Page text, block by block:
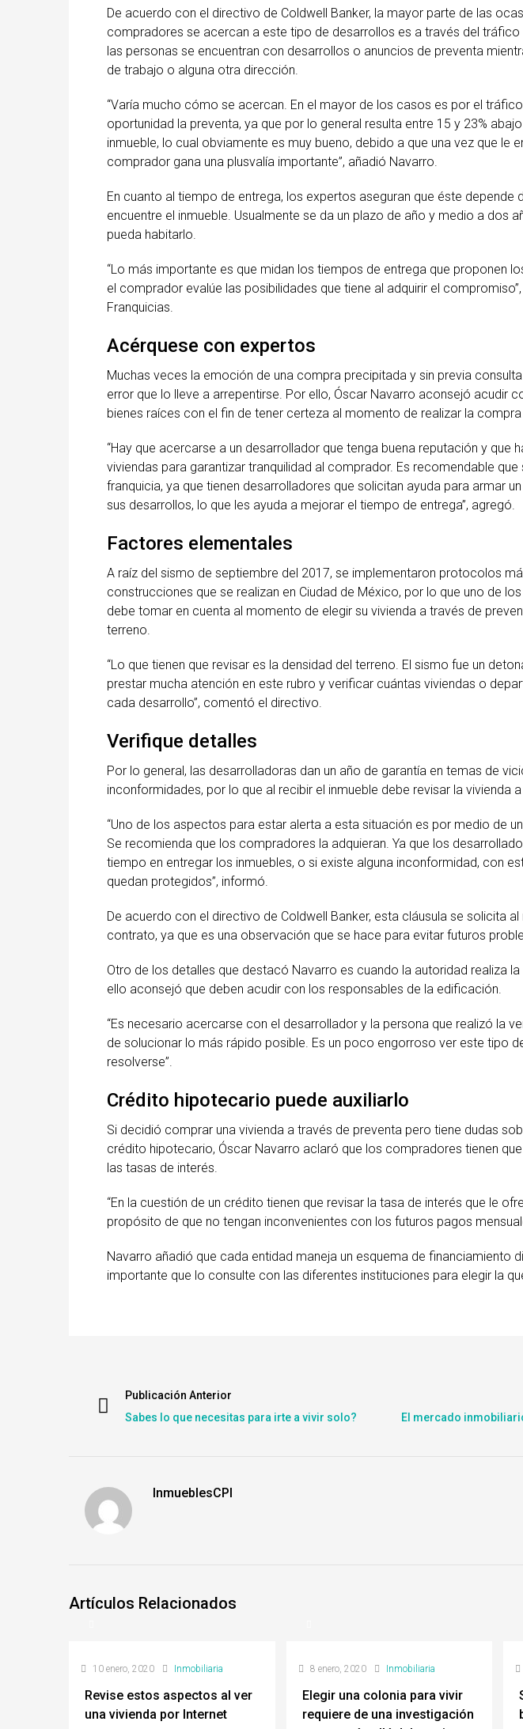
De acuerdo con el directivo de Coldwell Banker, la mayor parte de las
compradores se acercan a este tipo de desarrollos es a través del tráfico
las personas se encuentran con desarrollos o anuncios de preventa
de trabajo o alguna otra dirección.
“Varía mucho cómo se acercan. En el mayor de los casos es por el
oportunidad la preventa, ya que por lo general resulta entre 15 y 23%
inmueble, lo cual obviamente es muy bueno, debido a que una vez que le
comprador gana una plusvalía importante”, añadió Navarro.
En cuanto al tiempo de entrega, los expertos aseguran que éste depende
encuentre el inmueble. Usualmente se da un plazo de año y medio a dos
pueda habitarlo.
“Lo más importante es que midan los tiempos de entrega que proponen
el comprador evalúe las posibilidades que tiene al adquirir el
Franquicias.
Acérquese con expertos
Muchas veces la emoción de una compra precipitada y sin previa
error que lo lleve a arrepentirse. Por ello, Óscar Navarro aconsejó acudir
bienes raíces con el fin de tener certeza al momento de realizar la
“Hay que acercarse a un desarrollador que tenga buena reputación y que
viviendas para garantizar tranquilidad al comprador. Es recomendable que
franquicia, ya que tienen desarrolladores que solicitan ayuda para armar
sus desarrollos, lo que les ayuda a mejorar el tiempo de entrega”, agregó.
Factores elementales
A raíz del sismo de septiembre del 2017, se implementaron protocolos
construcciones que se realizan en Ciudad de México, por lo que uno de
debe tomar en cuenta al momento de elegir su vivienda a través de
terreno.
“Lo que tienen que revisar es la densidad del terreno. El sismo fue un
prestar mucha atención en este rubro y verificar cuántas viviendas o
cada desarrollo”, comentó el directivo.
Verifique detalles
Por lo general, las desarrolladoras dan un año de garantía en temas de
inconformidades, por lo que al recibir el inmueble debe revisar la vivienda
“Uno de los aspectos para estar alerta a esta situación es por medio de
Se recomienda que los compradores la adquieran. Ya que los
tiempo en entregar los inmuebles, o si existe alguna inconformidad, con
quedan protegidos”, informó.
De acuerdo con el directivo de Coldwell Banker, esta cláusula se solicita
contrato, ya que es una observación que se hace para evitar futuros
Otro de los detalles que destacó Navarro es cuando la autoridad realiza
ello aconsejó que deben acudir con los responsables de la edificación.
“Es necesario acercarse con el desarrollador y la persona que realizó la
de solucionar lo más rápido posible. Es un poco engorroso ver este tipo
resolverse”.
Crédito hipotecario puede auxiliarlo
Si decidió comprar una vivienda a través de preventa pero tiene dudas
crédito hipotecario, Óscar Navarro aclaró que los compradores tienen
las tasas de interés.
“En la cuestión de un crédito tienen que revisar la tasa de interés que le
propósito de que no tengan inconvenientes con los futuros pagos
Navarro añadió que cada entidad maneja un esquema de financiamiento
importante que lo consulte con las diferentes instituciones para elegir la
Publicación Anterior
Sabes lo que necesitas para irte a vivir solo?
El mercado
InmueblesCPI
Artículos Relacionados
10 enero, 2020 Inmobiliaria
Revise estos aspectos al ver
una vivienda por Internet
8 enero, 2020 Inmobiliaria
Elegir una colonia para vivir
requiere de una investigación